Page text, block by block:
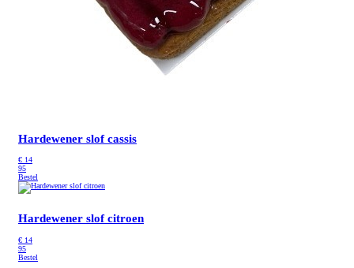
Hardewener slof cassis
€ 14
95
Bestel
Hardewener slof citroen
€ 14
95
Bestel